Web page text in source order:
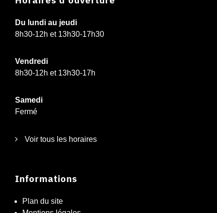
Du lundi au jeudi
8h30-12h et 13h30-17h30
Vendredi
8h30-12h et 13h30-17h
Samedi
Fermé
Voir tous les horaires
Informations
Plan du site